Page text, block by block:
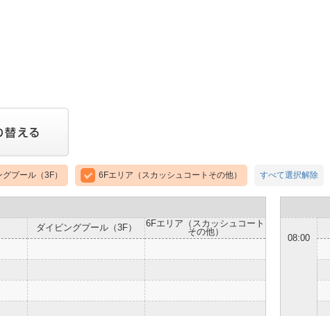
プール（3F） 6Fエリア（スカッシュコートその他） すべて選択解除
ダイビングプール（3F）
6Fエリア（スカッシュコート
その他）
08:00